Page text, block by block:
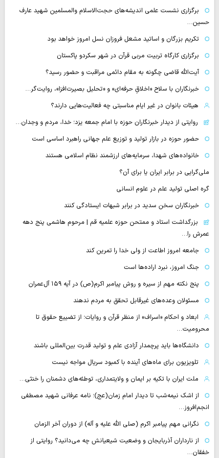
برگزاری نشست علمی اندیشه‌های حجت‌الاسلام والمسلمین شهید عارف
حسین…
تکریم بزرگان و اساتید مشعل فروزان نسل امروز خواهد بود
برگزاری کارگاه تربیت مربی قرآن در شهر سکردو پاکستان
آیت‌الله قاضی چگونه به مقام دائمی مراقبت و حضور رسید؟
خبرنگاران با سلاح «اخلاقِ حرفه‌ای» و «تحلیل بصیرت‌افزا»، روایت‌گر…
هیئات بانوان در غیر ایام مناسبتی چه فعالیت‌هایی دارند؟
روایتی از دیدار خبرنگاران حوزه با امام جمعه یزد؛ خدا، مردم و وجدان…
حضور حوزه در بازار تولید و توزیع علم جهانی راهبرد اساسی است
خانواده‌های شهدا، سرمایه‌های ارزشمند نظام اسلامی هستند
ملی‌گرایی در برابر ایران یا برای آن؟
گره اصلی تولید علم در علوم انسانی
خبرنگاران سخن سدید در برابر شبهات ایستادگی کنند
بزرگداشت استاد و ممتحن حوزه علمیه قم | مرحوم هاشمی پنج دهه
عمرش را…
جامعه امروز اطاعت از ولی خدا را تمرین کند
جنگ امروز، نبرد اراده‌ها است
پنج نکته مهم از سیره و روش پیامبر اکرم(ص) در آیه ۱۵۹ آل‌عمران
مسئولان وعده‌های غیرقابل تحقق به مردم ندهند
ابعاد و احکام «اسراف» از منظر قرآن و روایات؛ از تضییع حقوق تا
محرومیت…
دانشگاه‌ها باید پرچمدار آزادی علم و تولید قدرت بین‌المللی باشند
تلویزیون برای ماه‌های آینده با کمبود سریال مواجه نیست
ملت ایران با تکیه بر ایمان و ولایتمداری، توطئه‌های دشمنان را خنثی…
از اشک نیمه‌شب تا دیدار امام زمان(عج)؛ نامه عرفانی شهید مصطفی
انجم‌افروز…
نگرانی مهم پیامبر اکرم (صلی الله علیه و آله) از دوران آخر الزمان
از نارداران آذربایجان و وضعیت شیعیانش چه می‌دانید؟ روایتی از
خفقان…